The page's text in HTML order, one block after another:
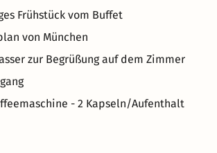
Frühstück vom Buffet
von München
zur Begrüßung auf dem Zimmer
- 2 Kapseln/Aufenthalt